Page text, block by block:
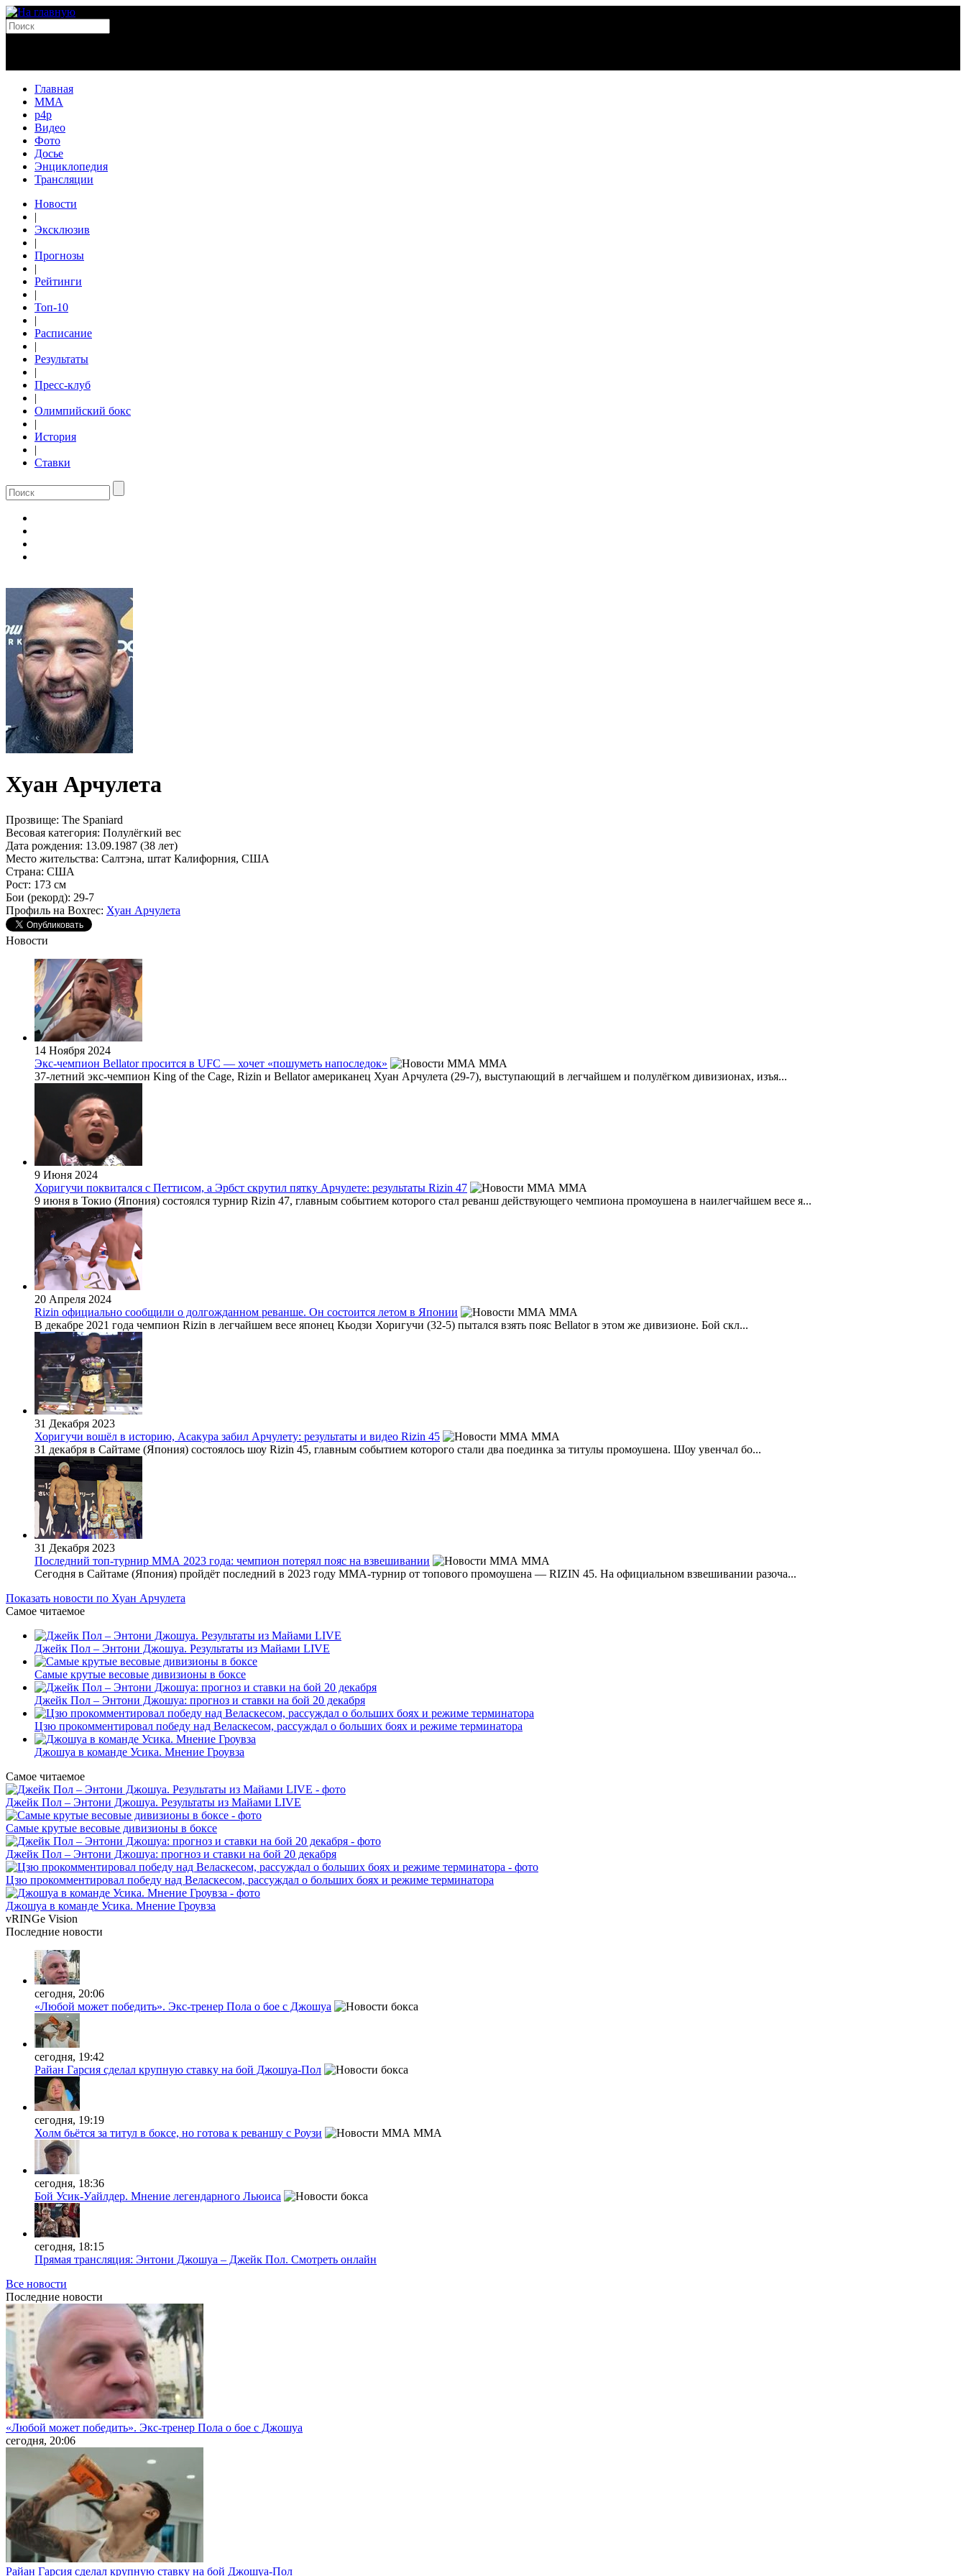
Главная
MMA
p4p
Видео
Фото
Досье
Энциклопедия
Трансляции
Новости
|
Эксклюзив
|
Прогнозы
|
Рейтинги
|
Топ-10
|
Расписание
|
Результаты
|
Пресс-клуб
|
Олимпийский бокс
|
История
|
Ставки
Хуан Арчулета
Прозвище: The Spaniard
Весовая категория: Полулёгкий вес
Дата рождения: 13.09.1987 (38 лет)
Место жительства: Салтэна, штат Калифорния, США
Страна: США
Рост: 173 см
Бои (рекорд): 29-7
Профиль на Boxrec: Хуан Арчулета
Новости
14 Ноября 2024
Экс-чемпион Bellator просится в UFC — хочет «пошуметь напоследок»
MMA
37-летний экс-чемпион King of the Cage, Rizin и Bellator американец Хуан Арчулета (29-7), выступающий в легчайшем и полулёгком дивизионах, изъя...
9 Июня 2024
Хоригучи поквитался с Петтисом, а Эрбст скрутил пятку Арчулете: результаты Rizin 47
MMA
9 июня в Токио (Япония) состоялся турнир Rizin 47, главным событием которого стал реванш действующего чемпиона промоушена в наилегчайшем весе я...
20 Апреля 2024
Rizin официально сообщили о долгожданном реванше. Он состоится летом в Японии
MMA
В декабре 2021 года чемпион Rizin в легчайшем весе японец Кьодзи Хоригучи (32-5) пытался взять пояс Bellator в этом же дивизионе. Бой скл...
31 Декабря 2023
Хоригучи вошёл в историю, Асакура забил Арчулету: результаты и видео Rizin 45
MMA
31 декабря в Сайтаме (Япония) состоялось шоу Rizin 45, главным событием которого стали два поединка за титулы промоушена. Шоу увенчал бо...
31 Декабря 2023
Последний топ-турнир ММА 2023 года: чемпион потерял пояс на взвешивании
MMA
Сегодня в Сайтаме (Япония) пройдёт последний в 2023 году ММА-турнир от топового промоушена — RIZIN 45. На официальном взвешивании разоча...
Показать новости по Хуан Арчулета
Самое читаемое
Джейк Пол – Энтони Джошуа. Результаты из Майами LIVE
Самые крутые весовые дивизионы в боксе
Джейк Пол – Энтони Джошуа: прогноз и ставки на бой 20 декабря
Цзю прокомментировал победу над Веласкесом, рассуждал о больших боях и режиме терминатора
Джошуа в команде Усика. Мнение Гроувза
Самое читаемое
Джейк Пол – Энтони Джошуа. Результаты из Майами LIVE
Самые крутые весовые дивизионы в боксе
Джейк Пол – Энтони Джошуа: прогноз и ставки на бой 20 декабря
Цзю прокомментировал победу над Веласкесом, рассуждал о больших боях и режиме терминатора
Джошуа в команде Усика. Мнение Гроувза
vRINGe Vision
Последние новости
сегодня, 20:06
«Любой может победить». Экс-тренер Пола о бое с Джошуа
сегодня, 19:42
Райан Гарсия сделал крупную ставку на бой Джошуа-Пол
сегодня, 19:19
Холм бьётся за титул в боксе, но готова к реваншу с Роузи
MMA
сегодня, 18:36
Бой Усик-Уайлдер. Мнение легендарного Льюиса
сегодня, 18:15
Прямая трансляция: Энтони Джошуа – Джейк Пол. Смотреть онлайн
Все новости
Последние новости
«Любой может победить». Экс-тренер Пола о бое с Джошуа
сегодня, 20:06
Райан Гарсия сделал крупную ставку на бой Джошуа-Пол